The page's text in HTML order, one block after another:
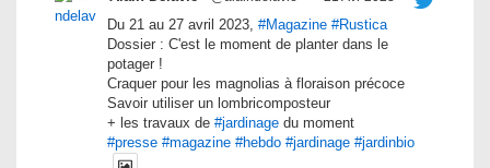
Du 21 au 27 avril 2023, #Magazine #Rustica
Dossier : C'est le moment de planter dans le
potager !
Craquer pour les magnolias à floraison précoce
Savoir utiliser un lombricomposteur
+ les travaux de #jardinage du moment
#presse #magazine #hebdo #jardinage #jardinbio